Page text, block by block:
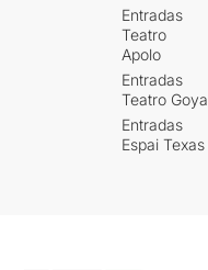
Entradas
Teatro
Apolo
Entradas
Teatro Goya
Entradas
Espai Texas